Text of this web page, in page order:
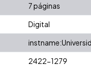
7 páginas
Digital
2422-1279